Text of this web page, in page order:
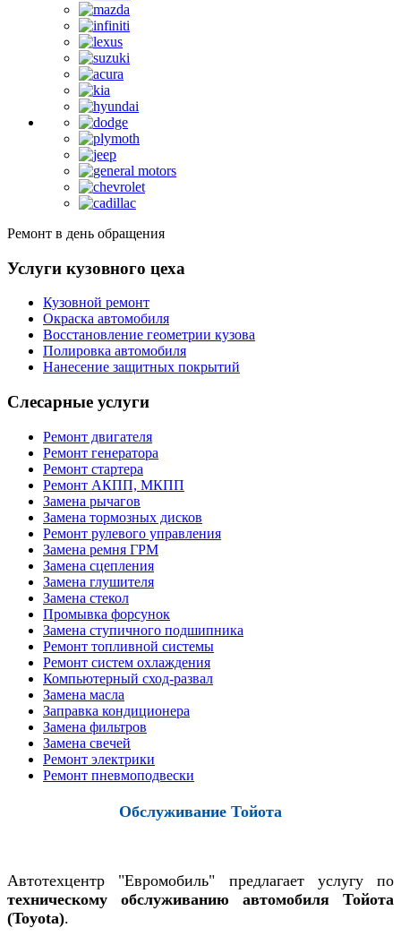
Ремонт в день обращения
Услуги кузовного цеха
Кузовной ремонт
Окраска автомобиля
Восстановление геометрии кузова
Полировка автомобиля
Нанесение защитных покрытий
Слесарные услуги
Ремонт двигателя
Ремонт генератора
Ремонт стартера
Ремонт АКПП, МКПП
Замена рычагов
Замена тормозных дисков
Ремонт рулевого управления
Замена ремня ГРМ
Замена сцепления
Замена глушителя
Замена стекол
Промывка форсунок
Замена ступичного подшипника
Ремонт топливной системы
Ремонт систем охлаждения
Компьютерный сход-развал
Замена масла
Заправка кондиционера
Замена фильтров
Замена свечей
Ремонт электрики
Ремонт пневмоподвески
Обслуживание Тойота
Автотехцентр "Евромобиль" предлагает услугу по
техническому обслуживанию автомобиля Тойота
(Toyota).